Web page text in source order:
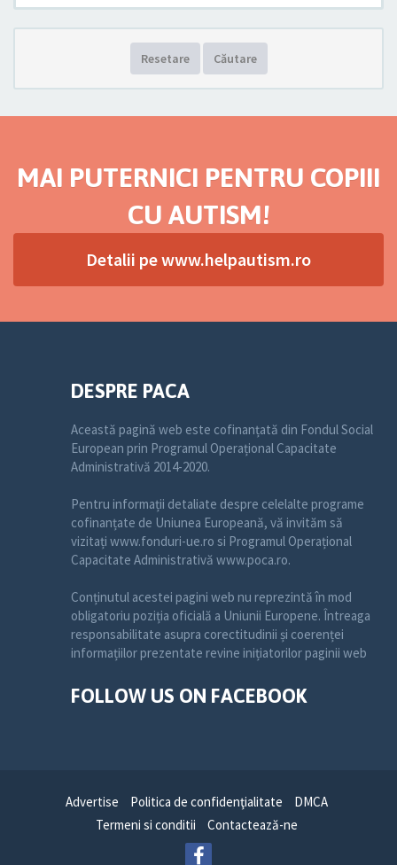
Resetare Căutare
MAI PUTERNICI PENTRU COPIII
CU AUTISM!
Detalii pe www.helpautism.ro
DESPRE PACA
Această pagină web este cofinanțată din Fondul Social
European prin Programul Operațional Capacitate
Administrativă 2014-2020.
Pentru informații detaliate despre celelalte programe
cofinanțate de Uniunea Europeană, vă invităm să
vizitați www.fonduri-ue.ro si Programul Operațional
Capacitate Administrativă www.poca.ro.
Conținutul acestei pagini web nu reprezintă în mod
obligatoriu poziția oficială a Uniunii Europene. Întreaga
responsabilitate asupra corectitudinii și coerenței
informațiilor prezentate revine inițiatorilor paginii web
FOLLOW US ON FACEBOOK
Advertise Politica de confidenţialitate
DMCA
Termeni si conditii
Contactează-ne